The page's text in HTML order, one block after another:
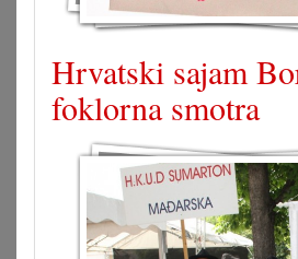
Hrvatski sajam
foklorna smotra